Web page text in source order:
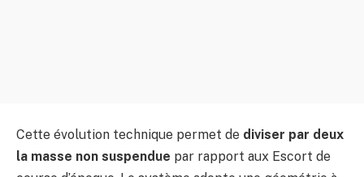
Cette évolution technique permet de diviser par deux
la masse non suspendue par rapport aux Escort de